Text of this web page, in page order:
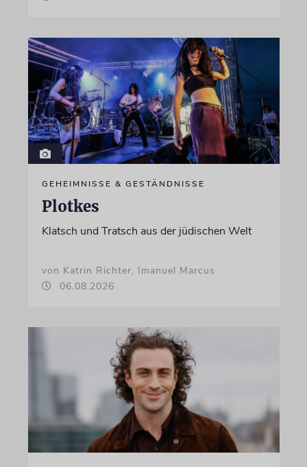
GEHEIMNISSE & GESTÄNDNISSE
Plotkes
Klatsch und Tratsch aus der jüdischen Welt
von Katrin Richter, Imanuel Marcus
06.08.2026